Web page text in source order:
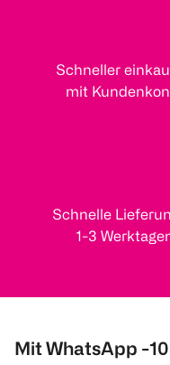
Schneller
mit
Schnelle
1-3
Mit WhatsApp -